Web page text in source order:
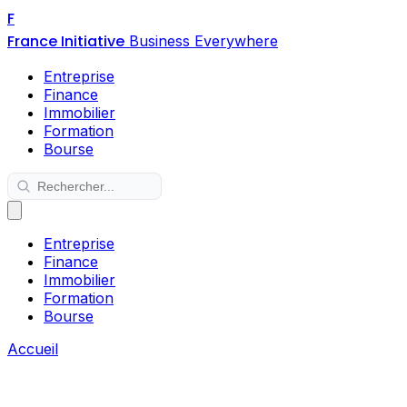
F
France Initiative Business Everywhere
Entreprise
Finance
Immobilier
Formation
Bourse
Entreprise
Finance
Immobilier
Formation
Bourse
Accueil